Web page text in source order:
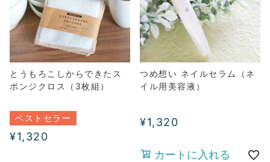
とうもろこしからできたス
ポンジクロス（3枚組）
ベストセラー
¥1,320
つめ想い ネイルセラム（ネ
イル用美容液）
¥1,320
カートに入れる